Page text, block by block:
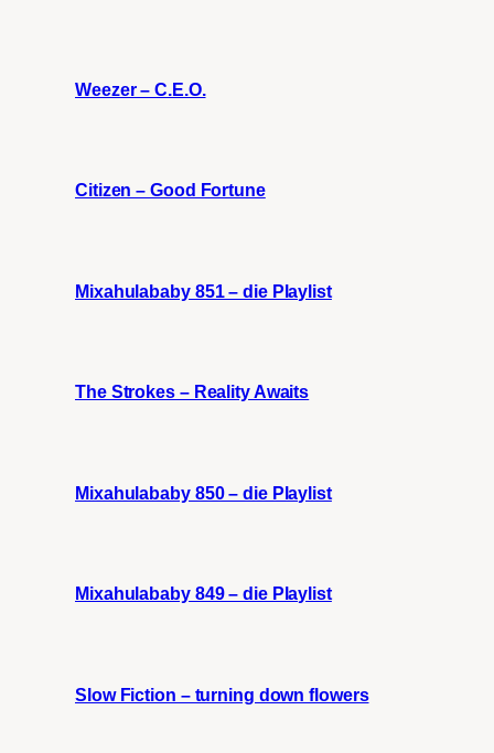
Weezer – C.E.O.
Citizen – Good Fortune
Mixahulababy 851 – die Playlist
The Strokes – Reality Awaits
Mixahulababy 850 – die Playlist
Mixahulababy 849 – die Playlist
Slow Fiction – turning down flowers